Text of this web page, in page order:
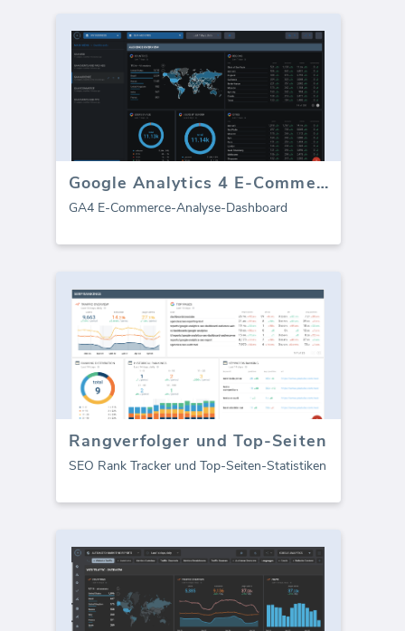
Google Analytics 4 E-Commerce-Dashboard
GA4 E-Commerce-Analyse-Dashboard
Rangverfolger und Top-Seiten
SEO Rank Tracker und Top-Seiten-Statistiken